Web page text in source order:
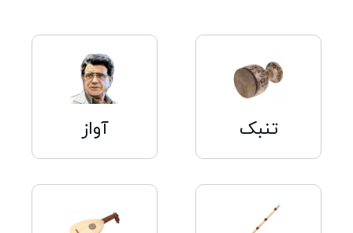
تنبک
کلیک
آواز
کلیک
کنید